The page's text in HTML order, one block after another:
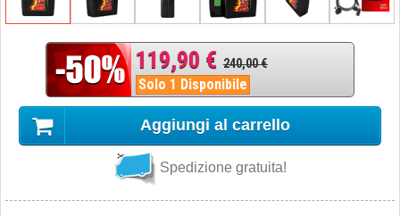
119,90 € 240,00 €
Solo 1 Disponibile
Aggiungi al carrello
Spedizione gratuita!